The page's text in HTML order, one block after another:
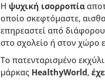
Η ψυχική ισορροπία
οποίο σκεφτόμαστε,
επηρεαστεί από
στο σχολείο ή στον χώρο
Το πατενταρισμένο
μάρκας HealthyWorld,